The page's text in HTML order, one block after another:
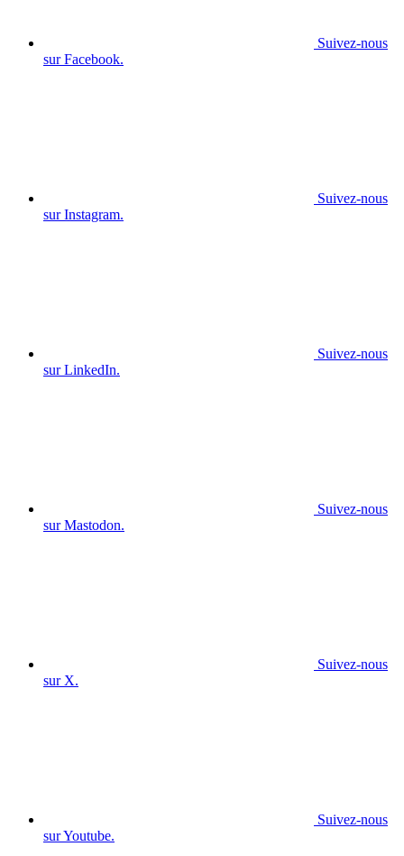
Suivez-nous
sur Facebook.
Suivez-nous
sur Instagram.
Suivez-nous
sur LinkedIn.
Suivez-nous
sur Mastodon.
Suivez-nous
sur X.
Suivez-nous
sur Youtube.